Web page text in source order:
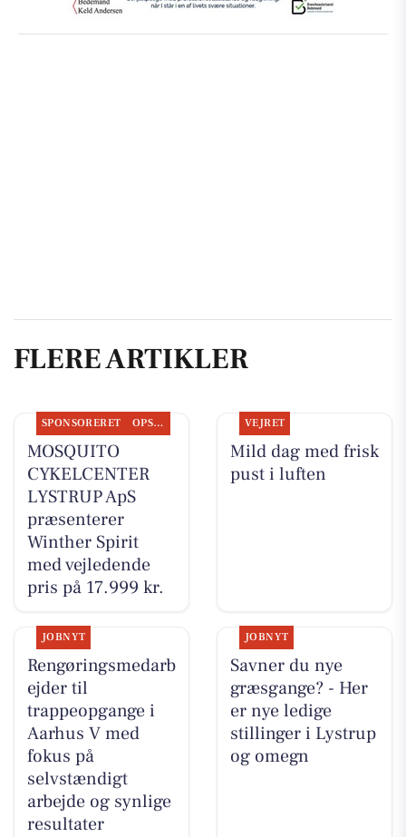
FLERE ARTIKLER
SPONSORERET OPSLAGSTAVLEN
MOSQUITO
CYKELCENTER
LYSTRUP ApS
præsenterer
Winther Spirit
med vejledende
pris på 17.999 kr.
VEJRET
Mild dag med frisk
pust i luften
JOBNYT
Rengøringsmedarb
ejder til
trappeopgange i
Aarhus V med
fokus på
selvstændigt
arbejde og synlige
resultater
JOBNYT
Savner du nye
græsgange? - Her
er nye ledige
stillinger i Lystrup
og omegn